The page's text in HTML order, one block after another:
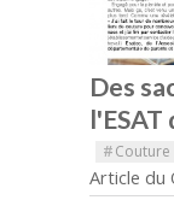
Des
l'ESAT
#Couture
Article du